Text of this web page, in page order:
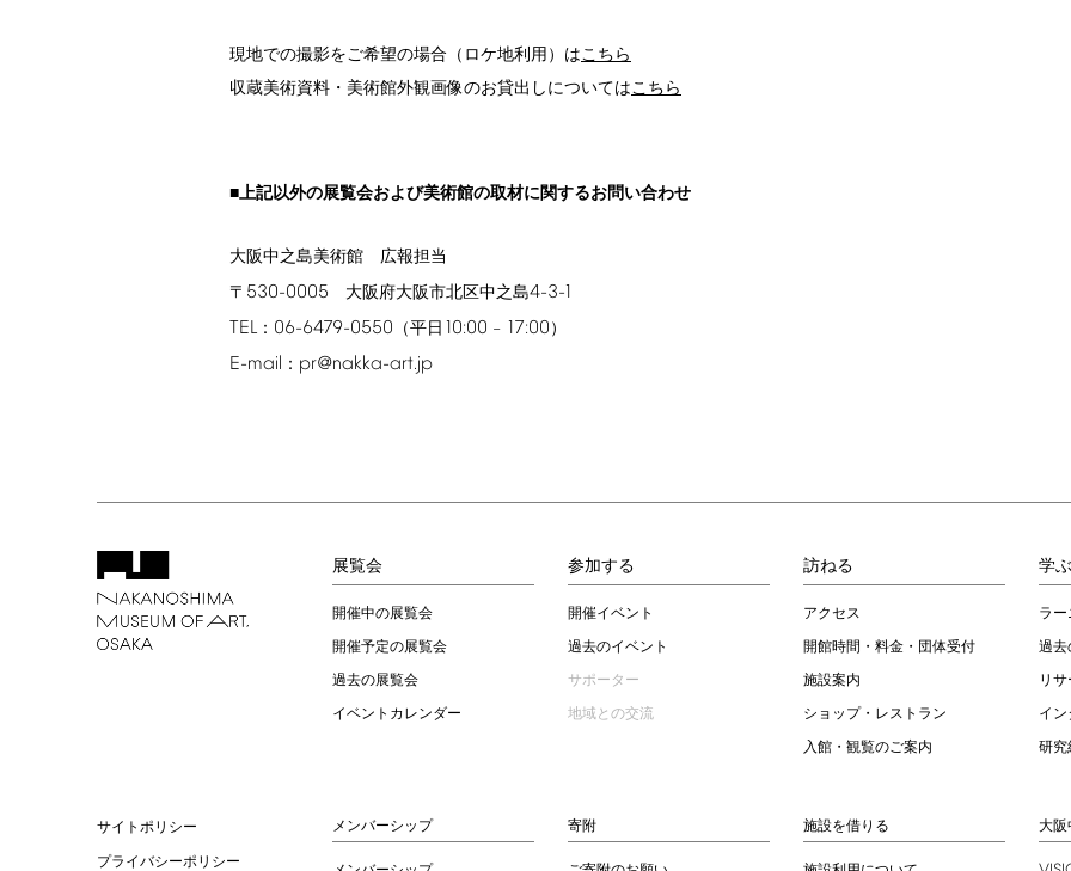
現地での撮影をご希望の場合（ロケ地利用）はこちら
収蔵美術資料・美術館外観画像のお貸出しについてはこちら
■上記以外の展覧会および美術館の取材に関するお問い合わせ
大阪中之島美術館 広報担当
〒 530-0005 大阪府大阪市北区中之島4-3-1
TEL ： 06-6479-0550 （平日 10:00 – 17:00）
E-mail ： pr@nakka-art.jp
展覧会
開催中の展覧会
開催予定の展覧会
過去の展覧会
イベントカレンダー
参加する
開催イベント
過去のイベント
サポーター
地域との交流
訪ねる
アクセス
開館時間・料金・団体受付
施設案内
ショップ・レストラン
入館・観覧のご案内
学ぶ
ラ
過去
リ
イ
研究
サイトポリシー
プライバシーポリシー
メンバーシップ 寄附 施設を借りる 大阪